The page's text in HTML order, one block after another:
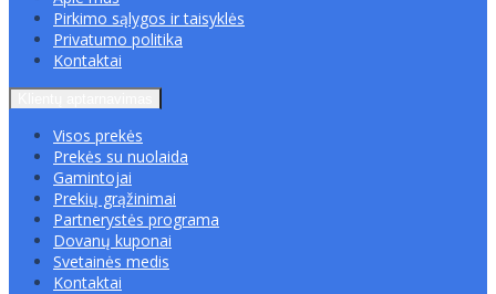
Pirkimo sąlygos ir taisyklės
Privatumo politika
Kontaktai
Visos prekės
Prekės su nuolaida
Gamintojai
Prekių grąžinimai
Partnerystės programa
Dovanų kuponai
Svetainės medis
Kontaktai